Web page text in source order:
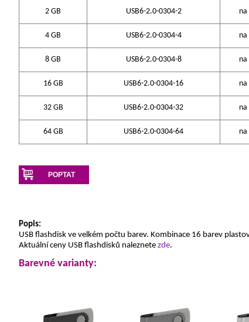
2 GB USB6-2.0-0304-2
4 GB USB6-2.0-0304-4
8 GB USB6-2.0-0304-8
16 GB USB6-2.0-0304-16
32 GB USB6-2.0-0304-32
64 GB USB6-2.0-0304-64
POPTAT
Popis:
USB flashdisk ve velkém počtu barev. Kombinace 16 barev
Aktuální ceny USB flashdisků naleznete zde.
Barevné varianty: